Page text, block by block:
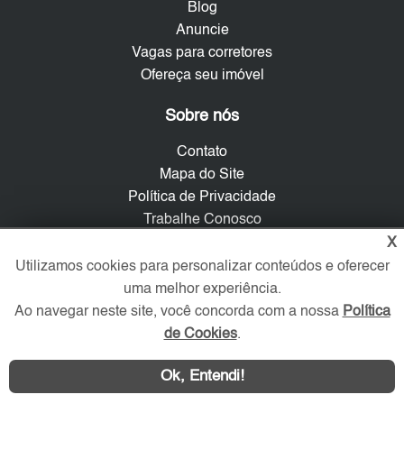
Blog
Anuncie
Vagas para corretores
Ofereça seu imóvel
Sobre nós
Contato
Mapa do Site
Política de Privacidade
Trabalhe Conosco
Verificada por
Redes Sociais
X
Utilizamos cookies para personalizar conteúdos e oferecer
uma melhor experiência.
Ao navegar neste site, você concorda com a nossa Política
de Cookies.
Ok, Entendi!